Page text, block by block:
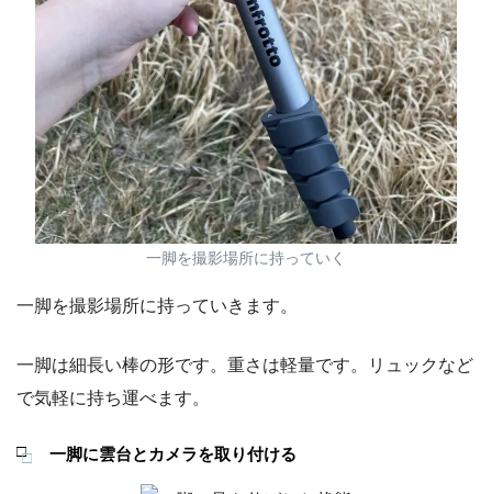
一脚を撮影場所に持っていく
一脚を撮影場所に持っていきます。
一脚は細長い棒の形です。重さは軽量です。リュックなど
で気軽に持ち運べます。
一脚に雲台とカメラを取り付ける